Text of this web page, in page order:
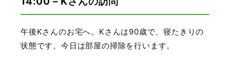
午後Kさんのお宅へ。Kさんは90歳で、寝たきりの
状態です。今日は部屋の掃除を行います。